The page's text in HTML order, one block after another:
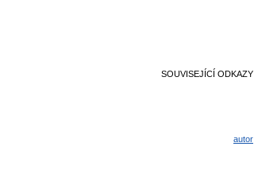
SOUVISEJÍCÍ ODKAZY
autor